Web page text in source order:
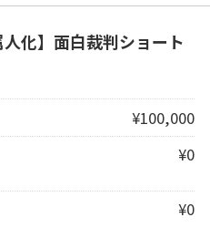
化】面白裁判ショート
¥100,000
¥0
¥0